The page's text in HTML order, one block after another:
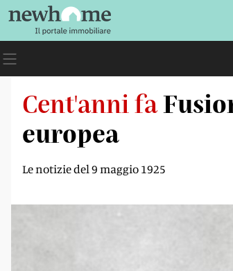
Cent'anni fa
europea
Le notizie del 9 maggio 1925